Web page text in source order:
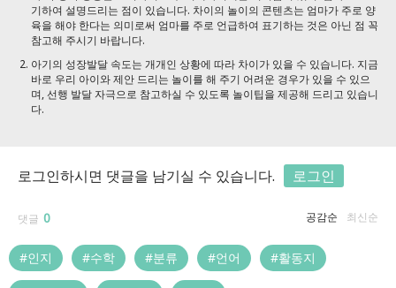
기하여 설명드리는 점이 있습니다. 차이의 놀이의 콘텐츠는 엄마가 주로 양
육을 해야 한다는 의미로써 엄마를 주로 언급하여 표기하는 것은 아닌 점 꼭
참고해 주시기 바랍니다.
아기의 성장발달 속도는 개개인 상황에 따라 차이가 있을 수 있습니다. 지금
바로 우리 아이와 제안 드리는 놀이를 해 주기 어려운 경우가 있을 수 있으
며, 선행 발달 자극으로 참고하실 수 있도록 놀이팁을 제공해 드리고 있습니
다.
로그인하시면 댓글을 남기실 수 있습니다. 로그인
댓글 0 공감순 최신순
#인지 #수학 #분류 #언어 #활동지